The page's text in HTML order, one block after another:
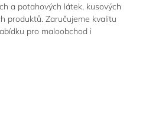
a potahových látek, kusových
produktů. Zaručujeme kvalitu
pro maloobchod i